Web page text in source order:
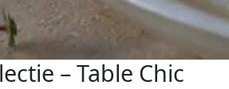
– Table Chic